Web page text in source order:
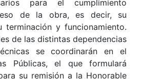
para el cumplimiento
de la obra, es decir, su
terminación y funcionamiento.
de las distintas dependencias
se coordinarán en el
Públicas, el que formulará
su remisión a la Honorable